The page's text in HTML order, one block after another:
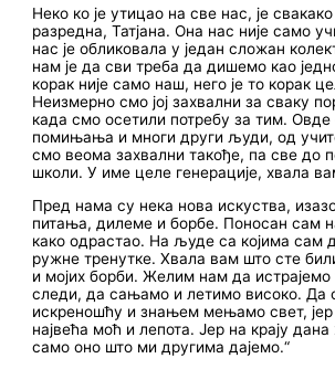
Неко ко је утицао на све нас, је
разредна, Татјана. Она нас није само
нас је обликовала у један сложан
нам је да сви треба да дишемо као
корак није само наш, него је то корак
Неизмерно смо јој захвални за сваку
када смо осетили потребу за тим. Овде
помињања и многи други људи, од
смо веома захвални такође, па све до
школи. У име целе генерације, хвала
Пред нама су нека нова искуства,
питања, дилеме и борбе. Поносан сам
како одрастао. На људе са којима сам
ружне тренутке. Хвала вам што сте
и мојих борби. Желим нам да
следи, да сањамо и летимо високо. Да
искреношћу и знањем мењамо свет,
највећа моћ и лепота. Јер на крају
само оно што ми другима дајемо.“